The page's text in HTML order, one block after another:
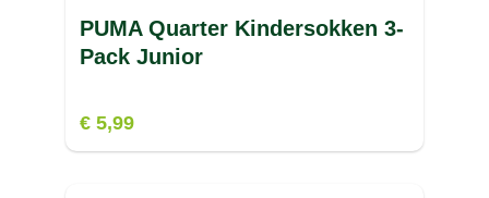
PUMA Quarter Kindersokken 3-
Pack Junior
€ 5,99